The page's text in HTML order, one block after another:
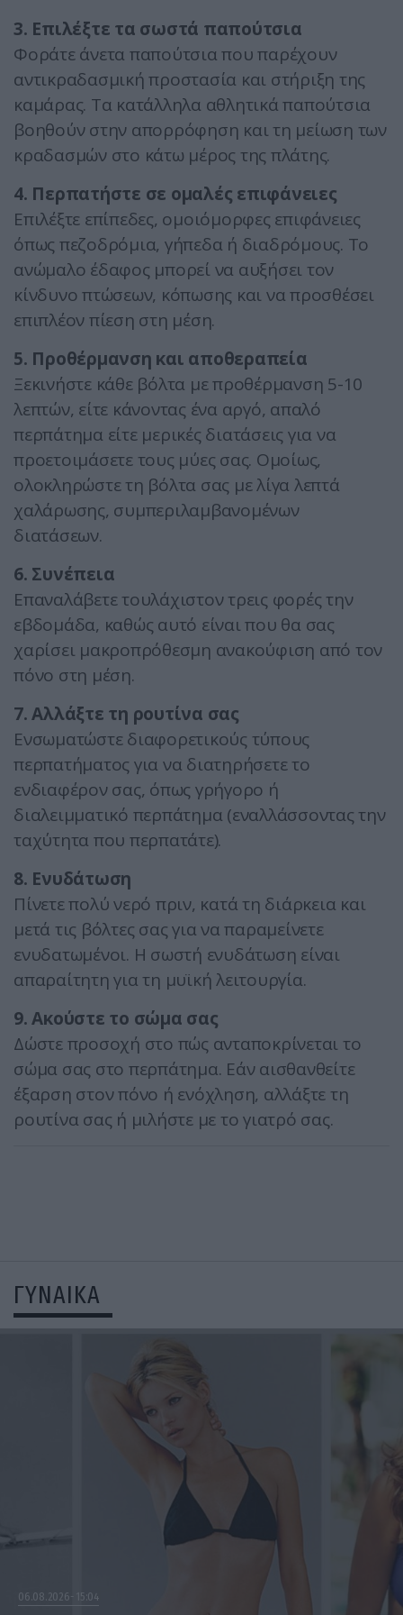
3. Επιλέξτε τα σωστά παπούτσια
Φοράτε άνετα παπούτσια που παρέχουν
αντικραδασμική προστασία και στήριξη της
καμάρας. Τα κατάλληλα αθλητικά παπούτσια
βοηθούν στην απορρόφηση και τη μείωση των
κραδασμών στο κάτω μέρος της πλάτης.
4. Περπατήστε σε ομαλές επιφάνειες
Επιλέξτε επίπεδες, ομοιόμορφες επιφάνειες
όπως πεζοδρόμια, γήπεδα ή διαδρόμους. Το
ανώμαλο έδαφος μπορεί να αυξήσει τον
κίνδυνο πτώσεων, κόπωσης και να προσθέσει
επιπλέον πίεση στη μέση.
5. Προθέρμανση και αποθεραπεία
Ξεκινήστε κάθε βόλτα με προθέρμανση 5-10
λεπτών, είτε κάνοντας ένα αργό, απαλό
περπάτημα είτε μερικές διατάσεις για να
προετοιμάσετε τους μύες σας. Ομοίως,
ολοκληρώστε τη βόλτα σας με λίγα λεπτά
χαλάρωσης, συμπεριλαμβανομένων
διατάσεων.
6. Συνέπεια
Επαναλάβετε τουλάχιστον τρεις φορές την
εβδομάδα, καθώς αυτό είναι που θα σας
χαρίσει μακροπρόθεσμη ανακούφιση από τον
πόνο στη μέση.
7. Αλλάξτε τη ρουτίνα σας
Ενσωματώστε διαφορετικούς τύπους
περπατήματος για να διατηρήσετε το
ενδιαφέρον σας, όπως γρήγορο ή
διαλειμματικό περπάτημα (εναλλάσσοντας την
ταχύτητα που περπατάτε).
8. Ενυδάτωση
Πίνετε πολύ νερό πριν, κατά τη διάρκεια και
μετά τις βόλτες σας για να παραμείνετε
ενυδατωμένοι. Η σωστή ενυδάτωση είναι
απαραίτητη για τη μυϊκή λειτουργία.
9. Ακούστε το σώμα σας
Δώστε προσοχή στο πώς ανταποκρίνεται το
σώμα σας στο περπάτημα. Εάν αισθανθείτε
έξαρση στον πόνο ή ενόχληση, αλλάξτε τη
ρουτίνα σας ή μιλήστε με το γιατρό σας.
ΓΥΝΑΙΚΑ
06.08.2026 15:04